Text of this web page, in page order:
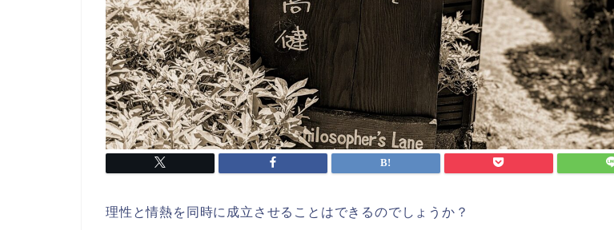
理性と情熱を同時に成立させることはできるのでしょうか？